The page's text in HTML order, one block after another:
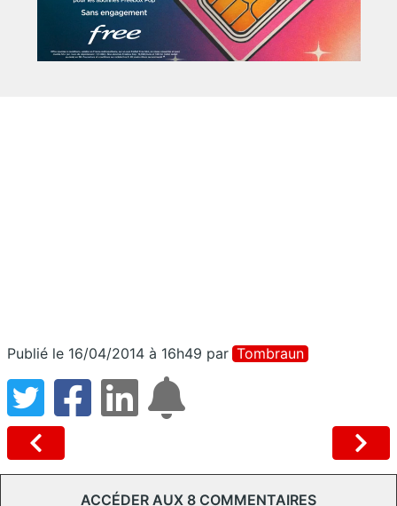
Publié le 16/04/2014 à 16h49 par Tombraun
ACCÉDER AUX 8 COMMENTAIRES